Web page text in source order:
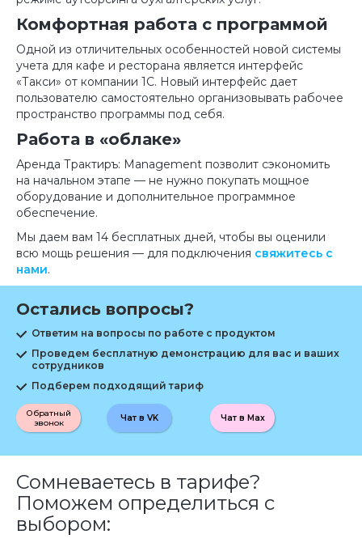
Комфортная работа с программой
Одной из отличительных особенностей новой системы
учета для кафе и ресторана является интерфейс
«Такси» от компании 1С. Новый интерфейс дает
пользователю самостоятельно организовывать рабочее
пространство программы под себя.
Работа в «облаке»
Аренда Трактиръ: Management позволит сэкономить
на начальном этапе — не нужно покупать мощное
оборудование и дополнительное программное
обеспечение.
Мы даем вам 14 бесплатных дней, чтобы вы оценили
всю мощь решения — для подключения свяжитесь с
нами.
Остались вопросы?
Ответим на вопросы по работе с продуктом
Проведем бесплатную демонстрацию для вас и ваших
сотрудников
Подберем подходящий тариф
Обратный
звонок
Чат в Max
Чат в VK
Сомневаетесь в тарифе?
Поможем определиться с
выбором: